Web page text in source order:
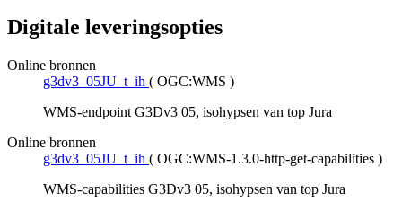
Digitale leveringsopties
Online bronnen
g3dv3_05JU_t_ih ( OGC:WMS )
WMS-endpoint G3Dv3 05, isohypsen van top Jura
Online bronnen
g3dv3_05JU_t_ih ( OGC:WMS-1.3.0-http-get-capabilities )
WMS-capabilities G3Dv3 05, isohypsen van top Jura